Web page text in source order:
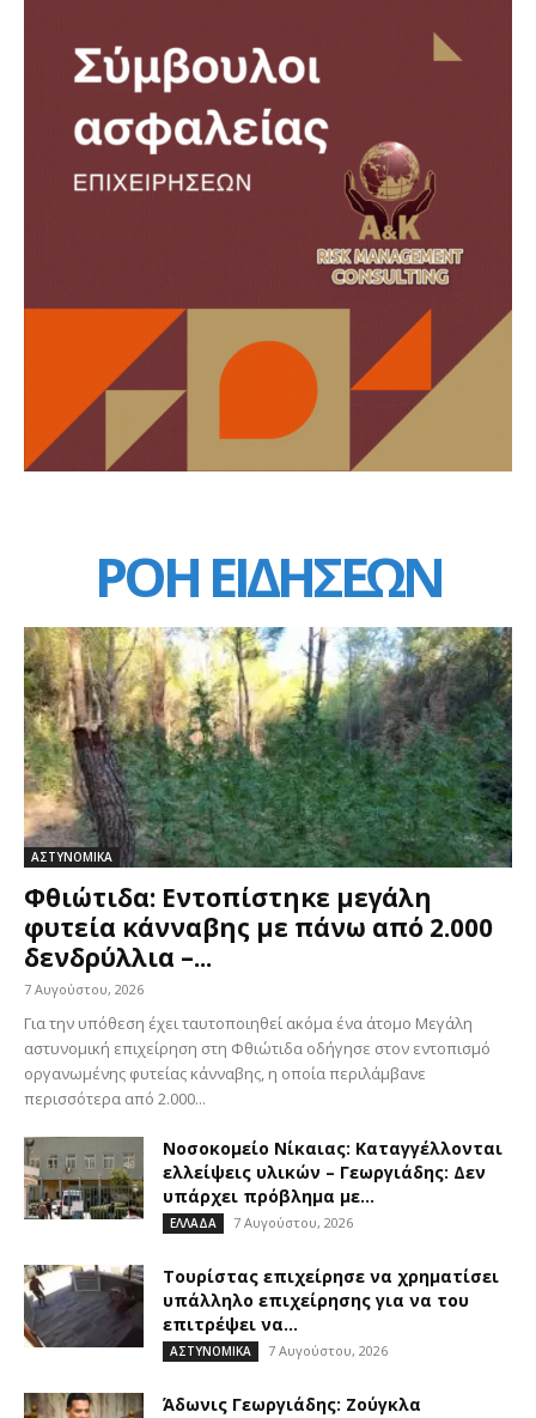
ΡΟΗ ΕΙΔΗΣΕΩΝ
ΑΣΤΥΝΟΜΙΚΑ
Φθιώτιδα: Εντοπίστηκε μεγάλη
φυτεία κάνναβης με πάνω από 2.000
δενδρύλλια –...
7 Αυγούστου, 2026
Για την υπόθεση έχει ταυτοποιηθεί ακόμα ένα άτομο Μεγάλη
αστυνομική επιχείρηση στη Φθιώτιδα οδήγησε στον εντοπισμό
οργανωμένης φυτείας κάνναβης, η οποία περιλάμβανε
περισσότερα από 2.000...
Νοσοκομείο Νίκαιας: Καταγγέλλονται
ελλείψεις υλικών – Γεωργιάδης: Δεν
υπάρχει πρόβλημα με...
ΕΛΛΑΔΑ 7 Αυγούστου, 2026
Τουρίστας επιχείρησε να χρηματίσει
υπάλληλο επιχείρησης για να του
επιτρέψει να...
ΑΣΤΥΝΟΜΙΚΑ 7 Αυγούστου, 2026
Άδωνις Γεωργιάδης: Ζούγκλα